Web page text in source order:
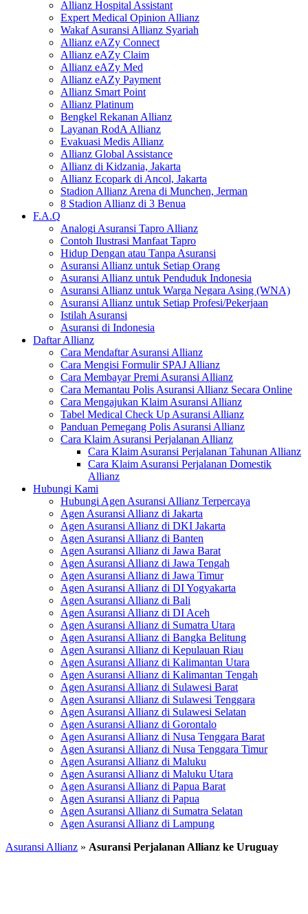
Allianz Hospital Assistant
Expert Medical Opinion Allianz
Wakaf Asuransi Allianz Syariah
Allianz eAZy Connect
Allianz eAZy Claim
Allianz eAZy Med
Allianz eAZy Payment
Allianz Smart Point
Allianz Platinum
Bengkel Rekanan Allianz
Layanan RodA Allianz
Evakuasi Medis Allianz
Allianz Global Assistance
Allianz di Kidzania, Jakarta
Allianz Ecopark di Ancol, Jakarta
Stadion Allianz Arena di Munchen, Jerman
8 Stadion Allianz di 3 Benua
F.A.Q
Analogi Asuransi Tapro Allianz
Contoh Ilustrasi Manfaat Tapro
Hidup Dengan atau Tanpa Asuransi
Asuransi Allianz untuk Setiap Orang
Asuransi Allianz untuk Penduduk Indonesia
Asuransi Allianz untuk Warga Negara Asing (WNA)
Asuransi Allianz untuk Setiap Profesi/Pekerjaan
Istilah Asuransi
Asuransi di Indonesia
Daftar Allianz
Cara Mendaftar Asuransi Allianz
Cara Mengisi Formulir SPAJ Allianz
Cara Membayar Premi Asuransi Allianz
Cara Memantau Polis Asuransi Allianz Secara Online
Cara Mengajukan Klaim Asuransi Allianz
Tabel Medical Check Up Asuransi Allianz
Panduan Pemegang Polis Asuransi Allianz
Cara Klaim Asuransi Perjalanan Allianz
Cara Klaim Asuransi Perjalanan Tahunan Allianz
Cara Klaim Asuransi Perjalanan Domestik
Allianz
Hubungi Kami
Hubungi Agen Asuransi Allianz Terpercaya
Agen Asuransi Allianz di Jakarta
Agen Asuransi Allianz di DKI Jakarta
Agen Asuransi Allianz di Banten
Agen Asuransi Allianz di Jawa Barat
Agen Asuransi Allianz di Jawa Tengah
Agen Asuransi Allianz di Jawa Timur
Agen Asuransi Allianz di DI Yogyakarta
Agen Asuransi Allianz di Bali
Agen Asuransi Allianz di DI Aceh
Agen Asuransi Allianz di Sumatra Utara
Agen Asuransi Allianz di Bangka Belitung
Agen Asuransi Allianz di Kepulauan Riau
Agen Asuransi Allianz di Kalimantan Utara
Agen Asuransi Allianz di Kalimantan Tengah
Agen Asuransi Allianz di Sulawesi Barat
Agen Asuransi Allianz di Sulawesi Tenggara
Agen Asuransi Allianz di Sulawesi Selatan
Agen Asuransi Allianz di Gorontalo
Agen Asuransi Allianz di Nusa Tenggara Barat
Agen Asuransi Allianz di Nusa Tenggara Timur
Agen Asuransi Allianz di Maluku
Agen Asuransi Allianz di Maluku Utara
Agen Asuransi Allianz di Papua Barat
Agen Asuransi Allianz di Papua
Agen Asuransi Allianz di Sumatra Selatan
Agen Asuransi Allianz di Lampung
Asuransi Allianz » Asuransi Perjalanan Allianz ke Uruguay